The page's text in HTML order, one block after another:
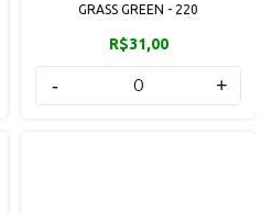
GRASS GREEN - 220
R$31,00
- +